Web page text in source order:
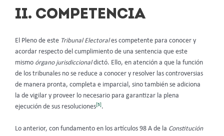
II. COMPETENCIA
El Pleno de este Tribunal Electorales competente para conocer y
acordar respecto del cumplimiento de una sentencia que este
mismo órgano jurisdiccionaldictó. Ello, en atención a que la función
de los tribunales no se reduce a conocer y resolver las controversias
de manera pronta, completa e imparcial, sino también se adiciona
la de vigilar y proveer lo necesario para garantizar la plena
ejecución de sus resoluciones[5].
Lo anterior, con fundamento en los artículos 98 A de la Constitución